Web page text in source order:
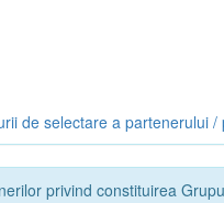
de selectare a partenerului /
privind constituirea